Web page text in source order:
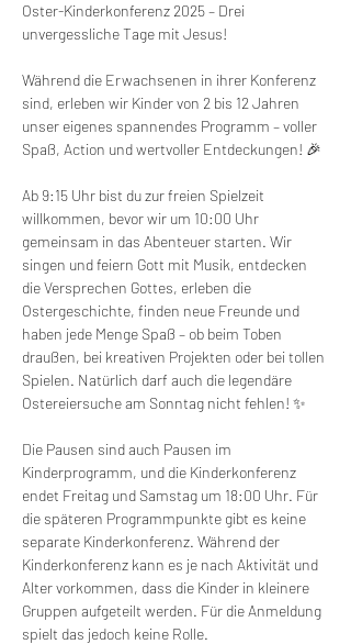
Oster-Kinderkonferenz 2025 – Drei
unvergessliche Tage mit Jesus!
Während die Erwachsenen in ihrer Konferenz
sind, erleben wir Kinder von 2 bis 12 Jahren
unser eigenes spannendes Programm – voller
Spaß, Action und wertvoller Entdeckungen! 🎉
Ab 9:15 Uhr bist du zur freien Spielzeit
willkommen, bevor wir um 10:00 Uhr
gemeinsam in das Abenteuer starten. Wir
singen und feiern Gott mit Musik, entdecken
die Versprechen Gottes, erleben die
Ostergeschichte, finden neue Freunde und
haben jede Menge Spaß – ob beim Toben
draußen, bei kreativen Projekten oder bei tollen
Spielen. Natürlich darf auch die legendäre
Ostereiersuche am Sonntag nicht fehlen! ✨
Die Pausen sind auch Pausen im
Kinderprogramm, und die Kinderkonferenz
endet Freitag und Samstag um 18:00 Uhr. Für
die späteren Programmpunkte gibt es keine
separate Kinderkonferenz. Während der
Kinderkonferenz kann es je nach Aktivität und
Alter vorkommen, dass die Kinder in kleinere
Gruppen aufgeteilt werden. Für die Anmeldung
spielt das jedoch keine Rolle.